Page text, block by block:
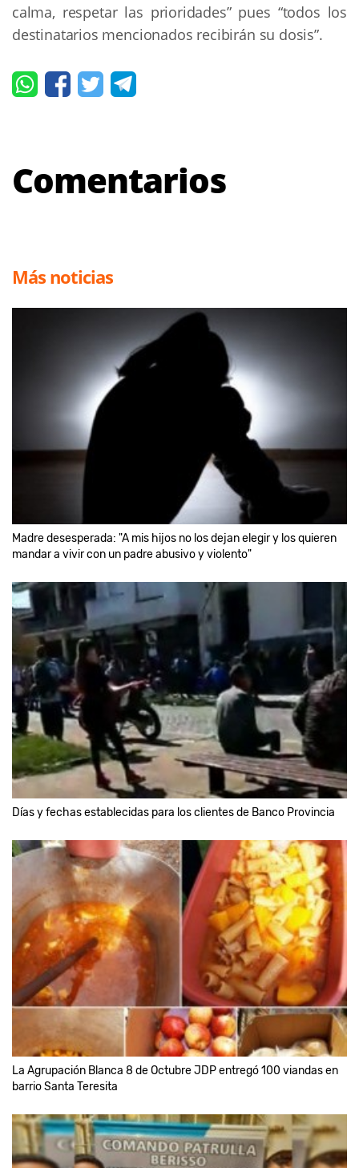
calma, respetar las prioridades” pues “todos los
destinatarios mencionados recibirán su dosis”.
Comentarios
Más noticias
Madre desesperada: "A mis hijos no los dejan elegir y los quieren
mandar a vivir con un padre abusivo y violento"
Días y fechas establecidas para los clientes de Banco Provincia
La Agrupación Blanca 8 de Octubre JDP entregó 100 viandas en
barrio Santa Teresita